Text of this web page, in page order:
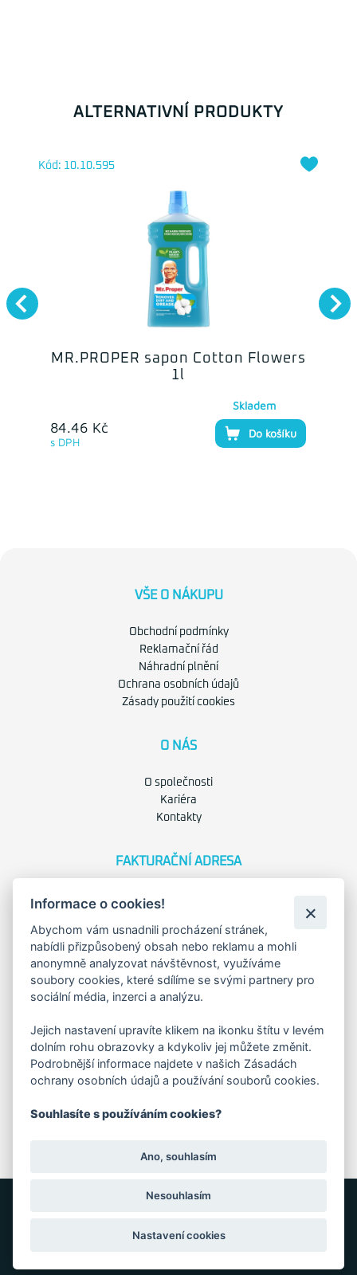
ALTERNATIVNÍ PRODUKTY
MR.PROPER sapon Cotton Flowers
1l
Kód: 10.10.595
84.46 Kč
s DPH
Skladem
Do košíku
VŠE O NÁKUPU
Obchodní podmínky
Reklamační řád
Náhradní plnění
Ochrana osobních údajů
Zásady použití cookies
O NÁS
O společnosti
Kariéra
Kontakty
FAKTURAČNÍ ADRESA
Družstevní 1394/12
Praha 4 - Nusle, 140 00
DIČ: CZ28404009
KORESP. ADRESA A SKLAD
Lutopecny 159 (areál bývalého ZD)
Kroměříž, 767 01
+420 725 017 295
Informace o cookies!
Abychom vám usnadnili procházení stránek,
nabídli přizpůsobený obsah nebo reklamu a mohli
anonymně analyzovat návštěvnost, využíváme
soubory cookies, které sdílíme se svými partnery pro
sociální média, inzerci a analýzu.
Jejich nastavení upravíte klikem na ikonku štítu v levém
dolním rohu obrazovky a kdykoliv jej můžete změnit.
Podrobnější informace najdete v našich Zásadách
ochrany osobních údajů a používání souborů cookies.
Souhlasíte s používáním cookies?
Ano, souhlasím
Nesouhlasím
Nastavení cookies